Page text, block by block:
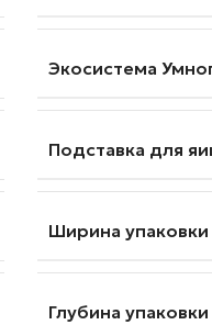
Экосистема
Подставка для
Ширина упаковки
Глубина упаковки